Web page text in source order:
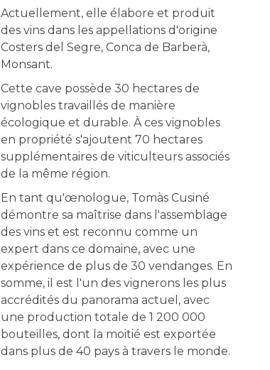
Actuellement, elle élabore et produit
des vins dans les appellations d'origine
Costers del Segre, Conca de Barberà,
Monsant.
Cette cave possède 30 hectares de
vignobles travaillés de manière
écologique et durable. À ces vignobles
en propriété s'ajoutent 70 hectares
supplémentaires de viticulteurs associés
de la même région.
En tant qu'œnologue, Tomàs Cusiné
démontre sa maîtrise dans l'assemblage
des vins et est reconnu comme un
expert dans ce domaine, avec une
expérience de plus de 30 vendanges. En
somme, il est l'un des vignerons les plus
accrédités du panorama actuel, avec
une production totale de 1 200 000
bouteilles, dont la moitié est exportée
dans plus de 40 pays à travers le monde.